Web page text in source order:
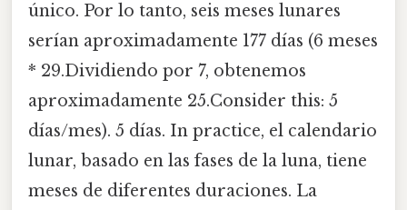
único. Por lo tanto, seis meses lunares
serían aproximadamente 177 días (6 meses
* 29.Dividiendo por 7, obtenemos
aproximadamente 25.Consider this: 5
días/mes). 5 días. In practice, el calendario
lunar, basado en las fases de la luna, tiene
meses de diferentes duraciones. La